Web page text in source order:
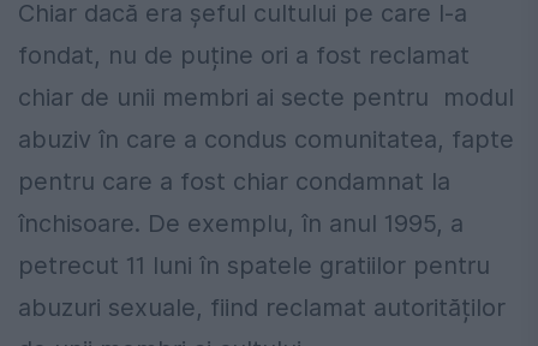
Chiar dacă era șeful cultului pe care l-a
fondat, nu de puține ori a fost reclamat
chiar de unii membri ai secte pentru modul
abuziv în care a condus comunitatea, fapte
pentru care a fost chiar condamnat la
închisoare. De exemplu, în anul 1995, a
petrecut 11 luni în spatele gratiilor pentru
abuzuri sexuale, fiind reclamat autorităților